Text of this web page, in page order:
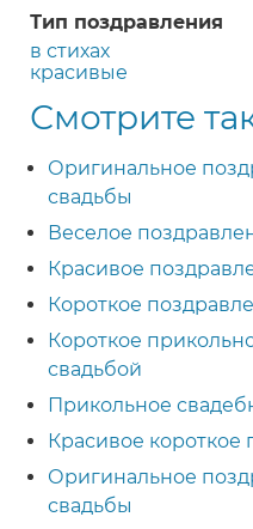
Тип поздравления
в стихах
красивые
Смотрите
Оригинальное
свадьбы
Веселое
Красивое
Короткое
Короткое
свадьбой
Прикольное
Красивое короткое
Оригинальное
свадьбы